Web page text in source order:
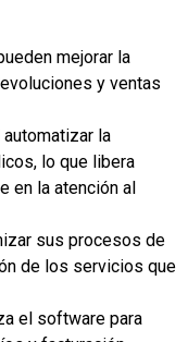
mejorar la
y ventas
la
lo que libera
en la atención al
sus procesos de
de los servicios que
el software para